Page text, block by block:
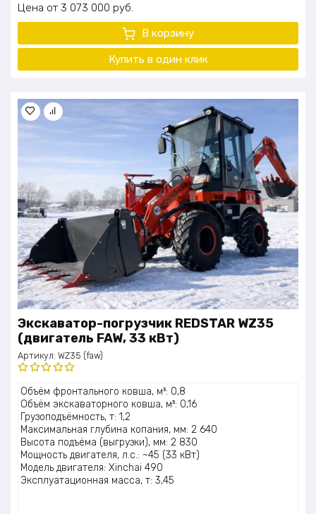
Цена 3 073 000 руб.
В корзину
Купить в один клик
Экскаватор-погрузчик REDSTAR WZ35
(двигатель FAW, 33 кВт)
Артикул: WZ35 (faw)
Оценка
5.00из 5
Объём фронтального ковша, м³: 0,8
Объём экскаваторного ковша, м³: 0,16
Грузоподъёмность, т: 1,2
Максимальная глубина копания, мм: 2 640
Высота подъёма (выгрузки), мм: 2 830
Мощность двигателя, л.с.: ~45 (33 кВт)
Модель двигателя: Xinchai 490
Эксплуатационная масса, т: 3,45